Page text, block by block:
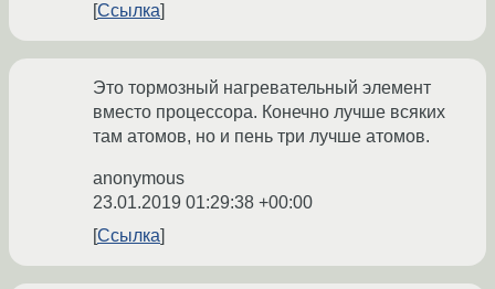
Ссылка
Это тормозный нагревательный элемент
вместо процессора. Конечно лучше всяких
там атомов, но и пень три лучше атомов.
anonymous
23.01.2019 01:29:38 +00:00
Ссылка